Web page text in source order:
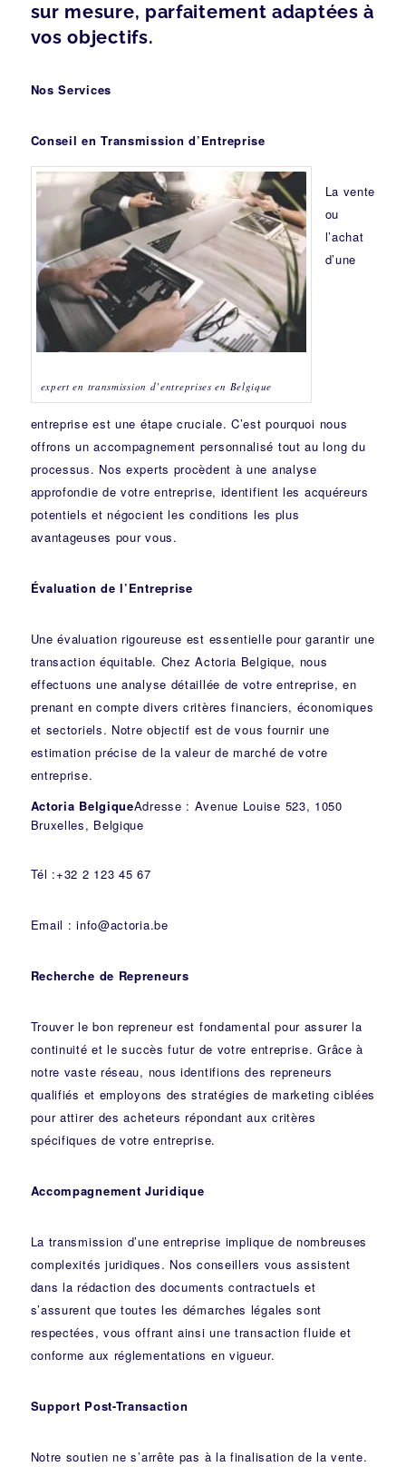
sur mesure, parfaitement adaptées à
vos objectifs.
Nos Services
Conseil en Transmission d’Entreprise
expert en transmission d’entreprises en Belgique
La vente
ou
l’achat
d’une
entreprise est une étape cruciale. C’est pourquoi nous
offrons un accompagnement personnalisé tout au long du
processus. Nos experts procèdent à une analyse
approfondie de votre entreprise, identifient les acquéreurs
potentiels et négocient les conditions les plus
avantageuses pour vous.
Évaluation de l’Entreprise
Une évaluation rigoureuse est essentielle pour garantir une
transaction équitable. Chez Actoria Belgique, nous
effectuons une analyse détaillée de votre entreprise, en
prenant en compte divers critères financiers, économiques
et sectoriels. Notre objectif est de vous fournir une
estimation précise de la valeur de marché de votre
entreprise.
Actoria BelgiqueAdresse : Avenue Louise 523, 1050
Bruxelles, Belgique
Tél :+32 2 123 45 67
Email : info@actoria.be
Recherche de Repreneurs
Trouver le bon repreneur est fondamental pour assurer la
continuité et le succès futur de votre entreprise. Grâce à
notre vaste réseau, nous identifions des repreneurs
qualifiés et employons des stratégies de marketing ciblées
pour attirer des acheteurs répondant aux critères
spécifiques de votre entreprise.
Accompagnement Juridique
La transmission d’une entreprise implique de nombreuses
complexités juridiques. Nosconseillers vous assistent
dans la rédaction des documents contractuels et
s’assurent que toutes les démarches légales sont
respectées, vous offrant ainsi une transaction fluide et
conforme aux réglementations en vigueur.
Support Post-Transaction
Notre soutien ne s’arrête pas à la finalisation de la vente.